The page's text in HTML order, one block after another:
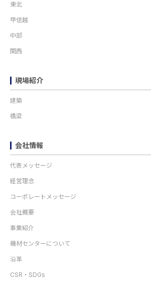
東北
甲信越
中部
関西
現場紹介
建築
橋梁
会社情報
代表メッセージ
経営理念
コーポレートメッセージ
会社概要
事業紹介
機材センターについて
沿革
CSR・SDGs